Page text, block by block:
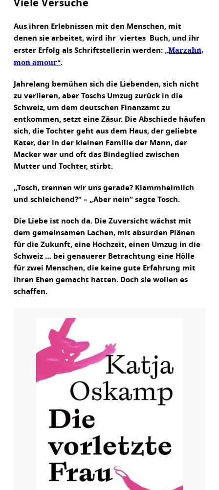
Viele Versuche
Aus ihren Erlebnissen mit den Menschen, mit
denen sie arbeitet, wird ihr viertes Buch, und ihr
erster Erfolg als Schriftstellerin werden: „Marzahn,
mon amour“.
Jahrelang bemühen sich die Liebenden, sich nicht
zu verlieren, aber Toschs Umzug zurück in die
Schweiz, um dem deutschen Finanzamt zu
entkommen, setzt eine Zäsur. Die Abschiede häufen
sich, die Tochter geht aus dem Haus, der geliebte
Kater, der in der kleinen Familie der Mann, der
Macker war und oft das Bindeglied zwischen
Mutter und Tochter, stirbt.
„Tosch, trennen wir uns gerade? Klammheimlich
und schleichend?“ – „Aber nein“ sagte Tosch.
Die Liebe ist noch da. Die Zuversicht wächst mit
dem gemeinsamen Lachen, mit absurden Plänen
für die Zukunft, eine Hochzeit, einen Umzug in die
Schweiz … bei genauerer Betrachtung eine Hölle
für zwei Menschen, die keine gute Erfahrung mit
ihren Ehen gemacht hatten. Doch sie wollen es
schaffen.